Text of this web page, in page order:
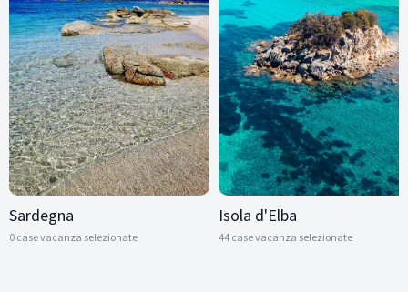
Sardegna
0 case vacanza selezionate
Isola d'Elba
44 case vacanza selezionate